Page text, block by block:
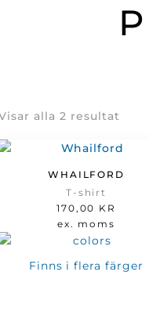
alla 2 resultat
WHAILFORD
T-shirt
170,00 KR
ex. moms
Finns i flera färger